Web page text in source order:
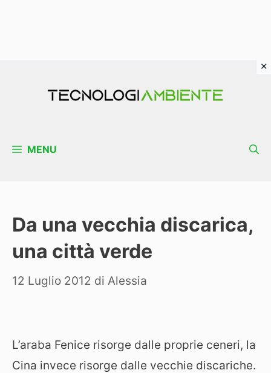
MENU
Da una vecchia discarica,
una città verde
12 Luglio 2012 di Alessia
L’araba Fenice risorge dalle proprie ceneri, la
Cina invece risorge dalle vecchie discariche.